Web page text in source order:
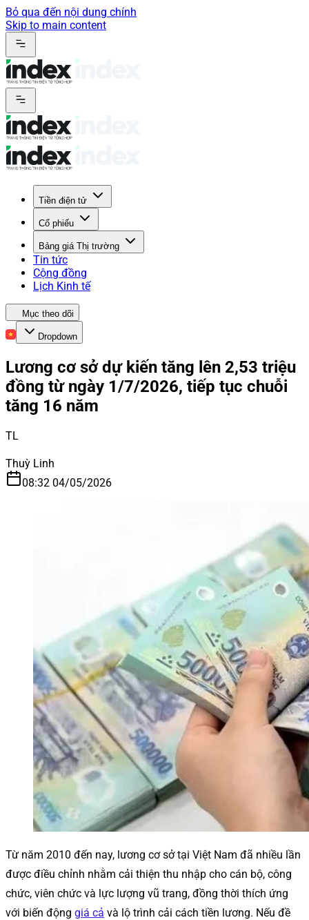
Bỏ qua đến nội dung chính
Skip to main content
Tiền điện tử
Cổ phiếu
Bảng giá Thị trường
Tin tức
Cộng đồng
Lịch Kinh tế
Mục theo dõi
Dropdown
Lương cơ sở dự kiến tăng lên 2,53 triệu
đồng từ ngày 1/7/2026, tiếp tục chuỗi
tăng 16 năm
TL
Thuỳ Linh
08:32 04/05/2026
Từ năm 2010 đến nay, lương cơ sở tại Việt Nam đã nhiều lần
được điều chỉnh nhằm cải thiện thu nhập cho cán bộ, công
chức, viên chức và lực lượng vũ trang, đồng thời thích ứng
với biến động giá cả và lộ trình cải cách tiền lương. Nếu đề